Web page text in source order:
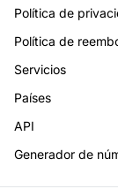
Política de
Política de
Servicios
Países
API
Generador de